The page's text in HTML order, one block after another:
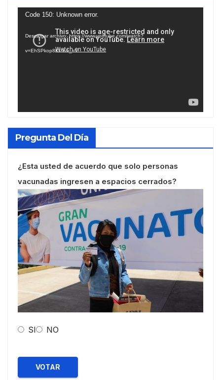
Reproductor
vídeo
Code 150: Unknown error.
Descargar archivo: https://www.youtube.com/watch?
v=EhSPkop8KPY&_=1
Pregunta Del Día
¿Esta usted de acuerdo que solo personas
vacunadas ingresen a espacios cerrados?
SI NO
VOTAR